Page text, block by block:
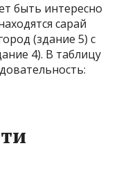
быть интересно
сарай
(здание 5) с
4). В таблицу